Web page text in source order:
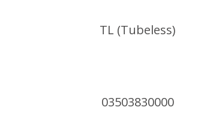
TL (Tubeless)
03503830000